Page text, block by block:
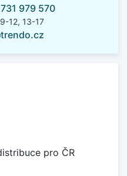
979 570
12, 13-17
pro ČR